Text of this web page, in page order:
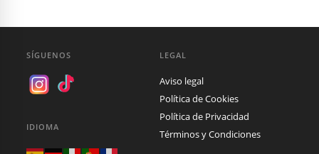
SÍGUENOS
IDIOMA
LEGAL
Aviso legal
Política de Cookies
Política de Privacidad
Términos y Condiciones